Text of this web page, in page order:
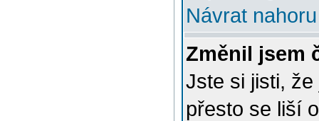
Návrat nahoru
Změnil jsem
Jste si jisti,
přesto se liší